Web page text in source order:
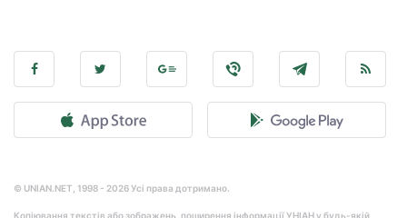
© UNIAN.NET, 1998 - 2026 Усі права дотримано.
Копіювання текстів або зображень, поширення інформації УНІАН у будь-якій